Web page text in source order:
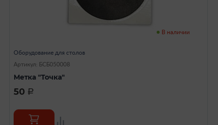
В наличии
Оборудование для столов
Артикул: БСБ050008
Метка "Точка"
50 a